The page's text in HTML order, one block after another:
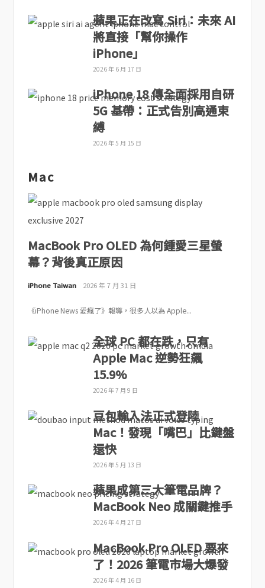
蘋果正在改寫 Siri：未來 AI
將直接「幫你操作
iPhone」
2026 年 6 月 17 日
iPhone 18 傳全面採用自研
5G 基帶：正式告別高通束
縛
2026 年 5 月 15 日
Mac
MacBook Pro OLED 為何鍾愛三星螢
幕？背後真正原因
iPhone Taiwan 2026 年 7 月 31 日
《iPhone News 愛瘋了》報導，很多人以為 Apple...
全球 PC 都在跌，只有
Apple Mac 逆勢狂飆
15.9%
2026 年 7 月 9 日
豆包輸入法正式登陸
Mac！發現「嘴巴」比鍵盤
還快
2026 年 5 月 13 日
蘋果成第三大筆電品牌？
MacBook Neo 成關鍵推手
2026 年 4 月 27 日
MacBook Pro OLED 要來
了！2026 筆電市場大爆發
2026 年 4 月 16 日